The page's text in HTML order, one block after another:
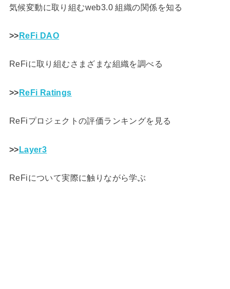
気候変動に取り組むweb3.0 組織の関係を知る
>>ReFi DAO
ReFiに取り組むさまざまな組織を調べる
>>ReFi Ratings
ReFiプロジェクトの評価ランキングを見る
>>Layer3
ReFiについて実際に触りながら学ぶ